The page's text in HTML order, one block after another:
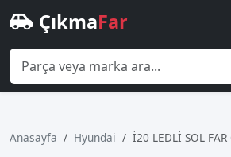
ÇıkmaFar
Anasayfa Hyundai İ20 LEDLİ SOL FAR